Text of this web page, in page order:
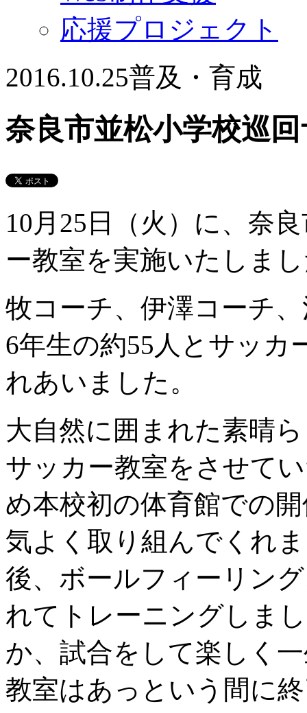
応援プロジェクト
2016.10.25普及・育成
奈良市並松小学校巡
10月25日（火）に、奈
ー教室を実施いたしま
牧コーチ、伊澤コーチ
6年生の約55人とサッカ
れあいました。
大自然に囲まれた素晴
サッカー教室をさせて
め本校初の体育館での
気よく取り組んでくれ
後、ボールフィーリン
れてトレーニングしま
か、試合をして楽しく
教室はあっという間に